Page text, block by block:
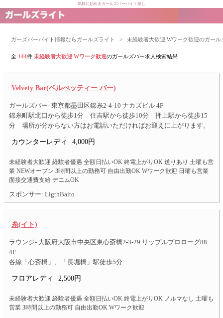
気軽に始めるガールズバーバイト探し
ガーズバーバイト情報ならガールズライト > 未経験者大歓迎 Wワーク歓迎のガー
全 144件未経験者大歓迎 Wワーク歓迎のガールズバー求人検索結果
Velvety Bar(ベルべッティー バー)
ガールズバー- 東京都墨田区錦糸2-4-10 ナカズビル 4F
錦糸町駅北口から徒歩1分 住吉駅から徒歩10分 押上駅から徒歩15
分 場所が分からない方はお電話いただければお迎えに上がります。
カウンターレディ 4,000円
未経験者大歓迎 経験者優遇 全額日払いOK 終電上がりOK 送りあり 土曜も営
業 NEWオープン 3時間以上の勤務可 自由出勤OK Wワーク歓迎 日曜も営業
面接交通費支給 デニムOK
スポンサー: LigthBaito
糸(イト)
ラウンジ- 大阪府大阪市中央区東心斎橋2-3-29 リップルプロローグ88
4F
各線「心斎橋」、「長堀橋」駅徒歩5分
フロアレディ 2,500円
未経験者大歓迎 経験者優遇 全額日払いOK 終電上がりOK ノルマなし 土曜も
営業 3時間以上の勤務可 自由出勤OK Wワーク歓迎